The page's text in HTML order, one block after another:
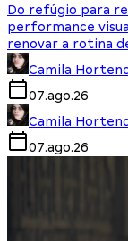
Do refúgio para
performance
renovar a rotina
Camila
07.ago.26
Camila
07.ago.26